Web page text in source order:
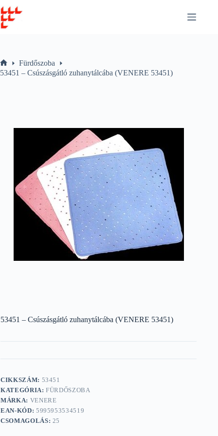
to
content
Home
Fürdőszoba
53451 – Csúszásgátló zuhanytálcába (VENERE 53451)
53451 – Csúszásgátló zuhanytálcába (VENERE 53451)
CIKKSZÁM: 53451
KATEGÓRIA:FÜRDŐSZOBA
MÁRKA: VENERE
EAN-KÓD: 5995953534519
CSOMAGOLÁS: 25